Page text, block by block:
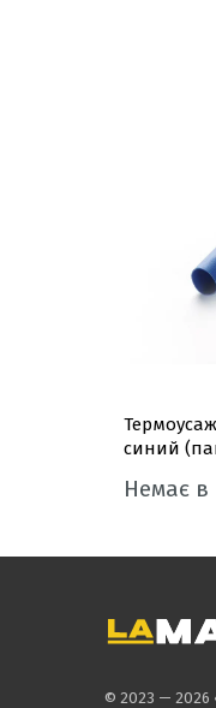
синий
Немає в
© 2023 — 2026